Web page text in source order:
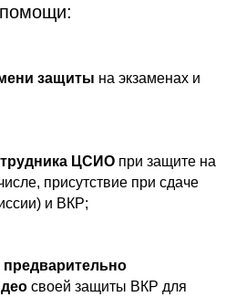
защиты на экзаменах и
ЦСИО при защите на
присутствие при сдаче
и ВКР;
своей защиты ВКР для